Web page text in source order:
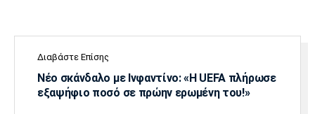
Διαβάστε Επίσης
Νέο σκάνδαλο με Ινφαντίνο: «Η UEFA πλήρωσε
εξαψήφιο ποσό σε πρώην ερωμένη του!»